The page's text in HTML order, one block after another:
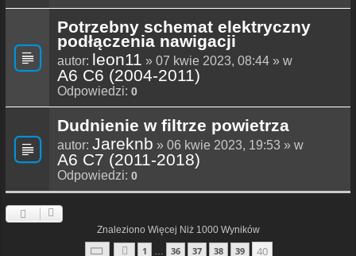
Potrzebny schemat elektryczny
podłączenia nawigacji
autor: leon11 » 07 kwie 2023, 08:44 » w
A6 C6 (2004-2011)
Odpowiedzi: 0
Dudnienie w filtrze powietrza
autor: Jareknb » 06 kwie 2023, 19:53 » w
A6 C7 (2011-2018)
Odpowiedzi: 0
Znaleziono Więcej Niż 1000 Wyników
Strona 40Poprzednia
1 36 37 38 39 40